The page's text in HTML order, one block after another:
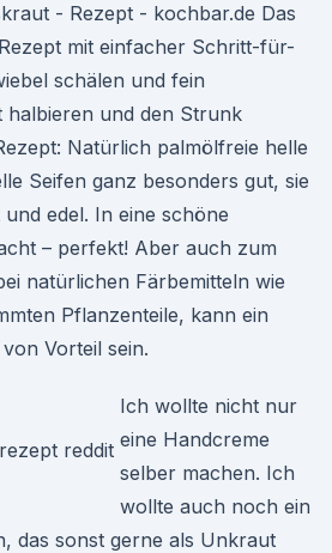
- Rezept - kochbar.de Das
mit einfacher Schritt-für-
schälen und fein
halbieren und den Strunk
Natürlich palmölfreie helle
Seifen ganz besonders gut, sie
edel. In eine schöne
– perfekt! Aber auch zum
natürlichen Färbemitteln wie
Pflanzenteile, kann ein
Vorteil sein.
Ich wollte nicht nur
eine Handcreme
selber machen. Ich
wollte auch noch ein
das sonst gerne als Unkraut